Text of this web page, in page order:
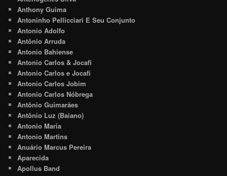
Anthony Guima
Antoninho Pellicciari E Seu Conjunto
Antonio Adolfo
Antônio Arruda
Antonio Bahiense
Antonio Carlos & Jocafi
Antonio Carlos e Jocafi
Antonio Carlos Jobim
Antonio Carlos Nóbrega
Antônio Guimarães
Antônio Luz (Baiano)
Antonio Maria
Antonio Martins
Anuário Marcus Pereira
Aparecida
Apollus Band